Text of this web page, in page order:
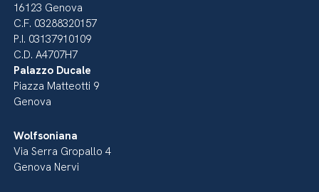
16123 Genova
C.F. 03288320157
P.I. 03137910109
C.D. A4707H7
Palazzo Ducale
Piazza Matteotti 9
Genova
Wolfsoniana
Via Serra Gropallo 4
Genova Nervi